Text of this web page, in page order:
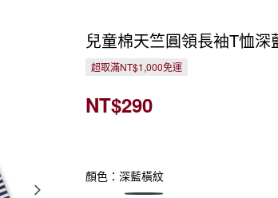
兒童棉天竺圓領長袖T恤深
超取滿NT$1,000免運
NT$290
顏色：深藍橫紋